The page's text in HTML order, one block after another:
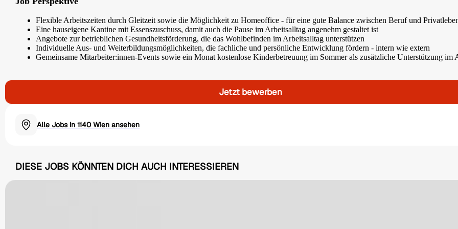
Flexible Arbeitszeiten durch Gleitzeit sowie die Möglichkeit zu Homeoffice - für eine gute Balance zwischen Beruf und
Eine hauseigene Kantine mit Essenszuschuss, damit auch die Pause im Arbeitsalltag angenehm gestaltet ist
Angebote zur betrieblichen Gesundheitsförderung, die das Wohlbefinden im Arbeitsalltag unterstützen
Individuelle Aus- und Weiterbildungsmöglichkeiten, die fachliche und persönliche Entwicklung fördern - intern wie extern
Gemeinsame Mitarbeiter:innen-Events sowie ein Monat kostenlose Kinderbetreuung im Sommer als zusätzliche Unterstützung im
Jetzt bewerben
Alle Jobs in 1140 Wien ansehen
DIESE JOBS KÖNNTEN DICH AUCH INTERESSIEREN